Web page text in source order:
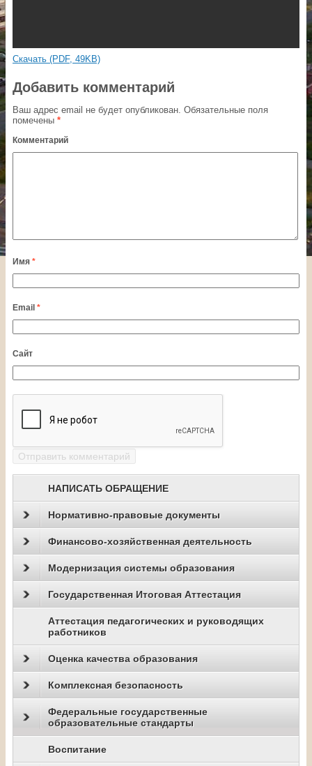
Скачать (PDF, 49KB)
Добавить комментарий
Ваш адрес email не будет опубликован. Обязательные поля
помечены *
Комментарий
Имя *
Email *
Сайт
НАПИСАТЬ ОБРАЩЕНИЕ
Нормативно-правовые документы
Финансово-хозяйственная деятельность
Модернизация системы образования
Государственная Итоговая Аттестация
Аттестация педагогических и руководящих
работников
Оценка качества образования
Комплексная безопасность
Федеральные государственные
образовательные стандарты
Воспитание